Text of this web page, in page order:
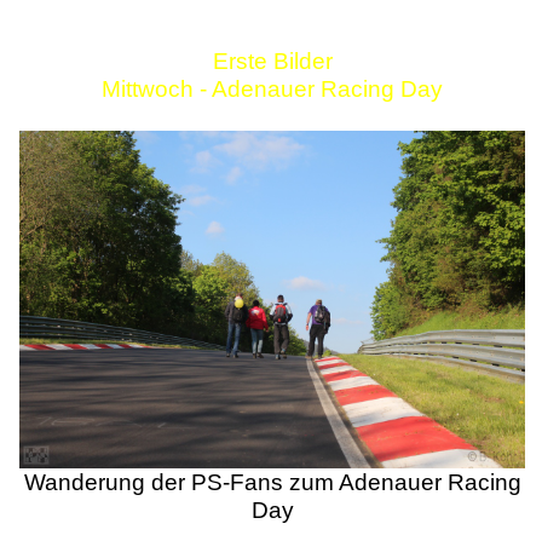
Erste Bilder
Mittwoch - Adenauer Racing Day
Wanderung der PS-Fans zum Adenauer Racing
Day